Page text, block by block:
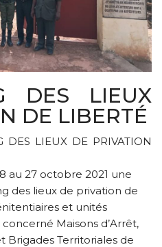
DES LIEUX
DE LIBERTÉ
DES LIEUX DE PRIVATION
au 27 octobre 2021 une
des lieux de privation de
et unités
Maisons d’Arrêt,
Brigades Territoriales de